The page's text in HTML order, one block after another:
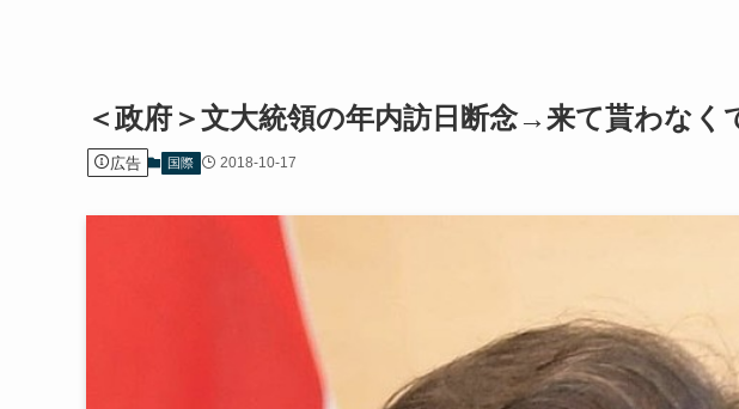
＜政府＞文大統領の年内訪日断念→来て貰わなく
広告 国際 2018-10-17